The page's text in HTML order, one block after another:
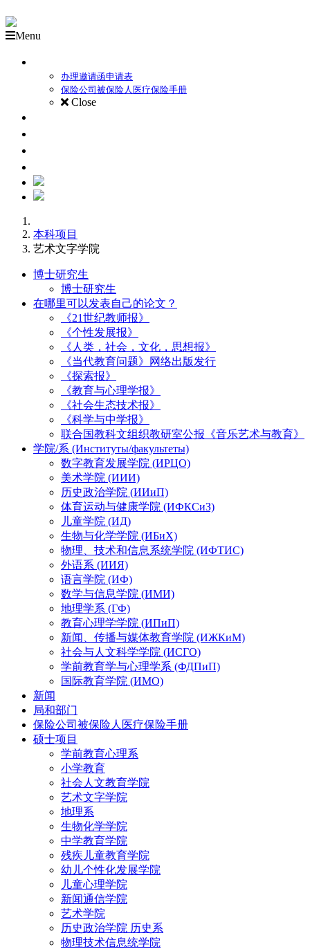
Menu
办理邀请函申请表
保险公司被保险人医疗保险手册
Close
本科项目
艺术文字学院
博士研究生
博士研究生
在哪里可以发表自己的论文？
《21世纪教师报》
《个性发展报》
《人类，社会，文化，思想报》
《当代教育问题》网络出版发行
《探索报》
《教育与心理学报》
《社会生态技术报》
《科学与中学报》
联合国教科文组织教研室公报《音乐艺术与教育》
学院/系 (Институты/факультеты)
数字教育发展学院 (ИРЦО)
美术学院 (ИИИ)
历史政治学院 (ИИиП)
体育运动与健康学院 (ИФКСиЗ)
儿童学院 (ИД)
生物与化学学院 (ИБиХ)
物理、技术和信息系统学院 (ИФТИС)
外语系 (ИИЯ)
语言学院 (ИФ)
数学与信息学院 (ИМИ)
地理学系 (ГФ)
教育心理学学院 (ИПиП)
新闻、传播与媒体教育学院 (ИЖКиМ)
社会与人文科学学院 (ИСГО)
学前教育学与心理学系 (ФДПиП)
国际教育学院 (ИМО)
新闻
局和部门
保险公司被保险人医疗保险手册
硕士项目
学前教育心理系
小学教育
社会人文教育学院
艺术文字学院
地理系
生物化学学院
中学教育学院
残疾儿童教育学院
幼儿个性化发展学院
儿童心理学院
新闻通信学院
艺术学院
历史政治学院 历史系
物理技术信息统学院